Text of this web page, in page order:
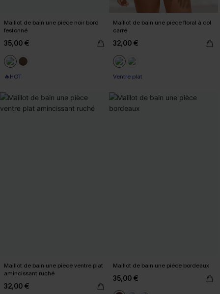
Maillot de bain une pièce noir bord
festonné
35,00 €
🔥HOT
Maillot de bain une pièce floral à col
carré
32,00 €
Ventre plat
Maillot de bain une pièce ventre plat
amincissant ruché
32,00 €
Maillot de bain une pièce bordeaux
35,00 €